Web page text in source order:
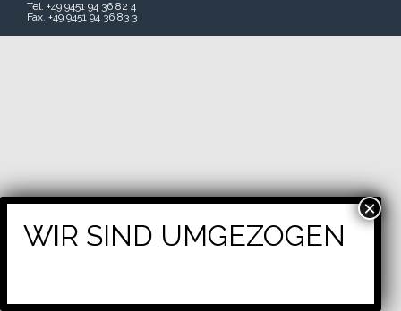
Tel. +49 9451 94 36 82 4
Fax. +49 9451 94 36 83 3